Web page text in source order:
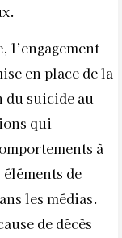
l’engagement
en place de la
du suicide au
qui
à
de
les médias.
de décès